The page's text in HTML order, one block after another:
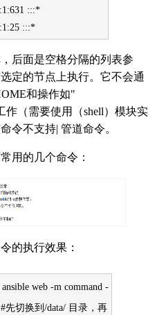
:::*
:::*
后面是空格分隔的列表参
定的节点上执行。它不会通
和操作如"
（需要使用（shell）模块实
令不支持| 管道命令。
用的几个命令：
的执行效果：
web -m command -
先切换到/data/ 目录，再